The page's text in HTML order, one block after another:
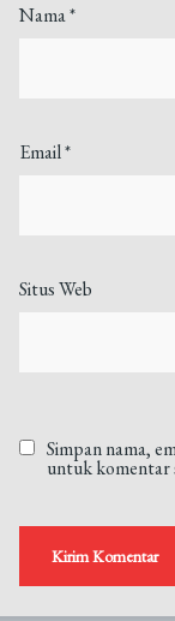
Nama*
Email*
Situs Web
Simpan nama,
untuk komentar